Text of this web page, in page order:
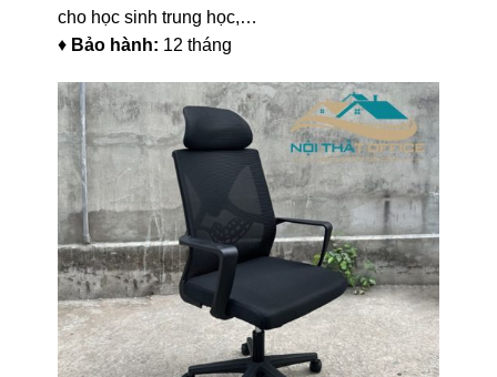
cho học sinh trung học,…
♦Bảo hành: 12 tháng